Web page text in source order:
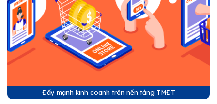
Đẩy mạnh kinh doanh trên nền tảng TMĐT